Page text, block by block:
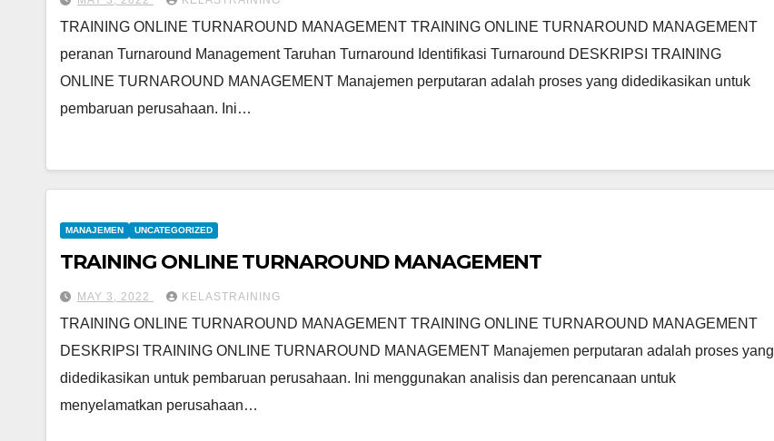
TRAINING ONLINE TURNAROUND MANAGEMENT TRAINING ONLINE TURNAROUND MANAGEMENT
peranan Turnaround Management Taruhan Turnaround Identifikasi Turnaround DESKRIPSI TRAINING
ONLINE TURNAROUND MANAGEMENT Manajemen perputaran adalah proses yang didedikasikan untuk
pembaruan perusahaan. Ini…
MANAJEMEN UNCATEGORIZED
TRAINING ONLINE TURNAROUND MANAGEMENT
MAY 3, 2022 KELASTRAINING
TRAINING ONLINE TURNAROUND MANAGEMENT TRAINING ONLINE TURNAROUND MANAGEMENT
DESKRIPSI TRAINING ONLINE TURNAROUND MANAGEMENT Manajemen perputaran adalah proses yang
didedikasikan untuk pembaruan perusahaan. Ini menggunakan analisis dan perencanaan untuk
menyelamatkan perusahaan…